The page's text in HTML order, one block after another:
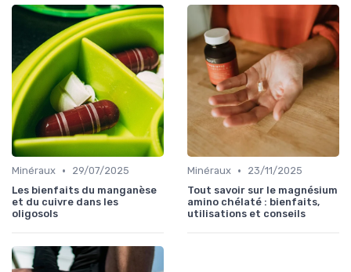
Minéraux •
29/07/2025
Les bienfaits du manganèse
et du cuivre dans les
oligosols
Minéraux •
23/11/2025
Tout savoir sur le magnésium
amino chélaté : bienfaits,
utilisations et conseils